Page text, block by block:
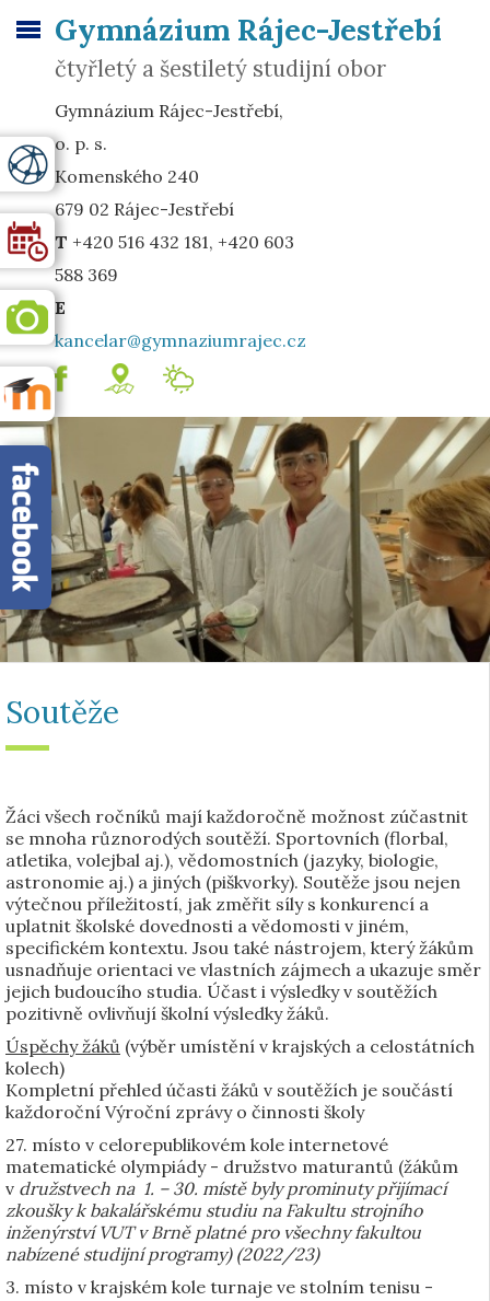
Gymnázium Rájec-Jestřebí
čtyřletý a šestiletý studijní obor
Gymnázium Rájec-Jestřebí,
o. p. s.
Komenského 240
679 02 Rájec-Jestřebí
T +420 516 432 181, +420 603
588 369
E
kancelar@gymnaziumrajec.cz
.
mapa Meteostanice
Soutěže
Žáci všech ročníků mají každoročně možnost zúčastnit
se mnoha různorodých soutěží. Sportovních (florbal,
atletika, volejbal aj.), vědomostních (jazyky, biologie,
astronomie aj.) a jiných (piškvorky). Soutěže jsou nejen
výtečnou příležitostí, jak změřit síly s konkurencí a
uplatnit školské dovednosti a vědomosti v jiném,
specifickém kontextu. Jsou také nástrojem, který žákům
usnadňuje orientaci ve vlastních zájmech a ukazuje směr
jejich budoucího studia. Účast i výsledky v soutěžích
pozitivně ovlivňují školní výsledky žáků.
Úspěchy žáků (výběr umístění v krajských a celostátních
kolech)
Kompletní přehled účasti žáků v soutěžích je součástí
každoroční Výroční zprávy o činnosti školy
27. místo v celorepublikovém kole internetové
matematické olympiády - družstvo maturantů (žákům
v družstvech na 1. – 30. místě byly prominuty přijímací
zkouškyk bakalářskému studiu na Fakultu strojního
inženýrství VUT v Brně platné pro všechny fakultou
nabízené studijní programy) (2022/23)
3. místo v krajském kole turnaje ve stolním tenisu -